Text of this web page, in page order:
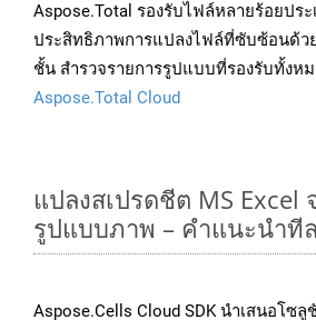
Aspose.Total รองรับไฟล์หลายร้อยประ
ประสิทธิภาพการแปลงไฟล์ที่ซับซ้อนด้ว
ชั้น สำรวจรายการรูปแบบที่รองรับทั้ง
Aspose.Total Cloud
แปลงสเปรดชีต MS Excel
รูปแบบภาพ – คำแนะนำที
Aspose.Cells Cloud SDK นำเสนอโซลู